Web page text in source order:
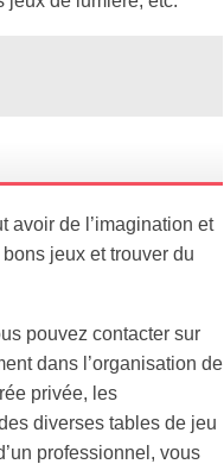
avoir de l’imagination et
jeux et trouver du
pouvez contacter sur
dans l’organisation de
privée, les
diverses tables de jeu
professionnel, vous